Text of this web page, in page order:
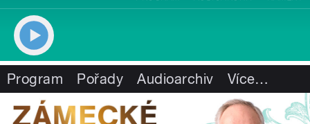
Program Pořady Audioarchiv Více…